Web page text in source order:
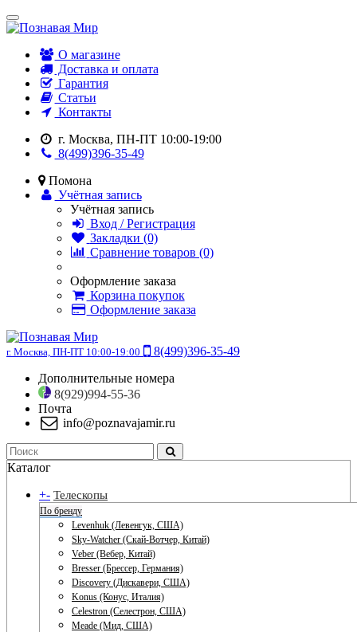
О магазине
Доставка и оплата
Гарантия
Статьи
Контакты
г. Москва, ПН-ПТ 10:00-19:00
8(499)396-35-49
Помона
Учётная запись
Учётная запись
Вход / Регистрация
Закладки (0)
Сравнение товаров (0)
Оформление заказа
Корзина покупок
Оформление заказа
г. Москва, ПН-ПТ 10:00-19:00
8(499)396-35-49
Дополнительные номера
8(929)994-55-36
Почта
info@poznavajamir.ru
Каталог
+- Телескопы
По бренду
Levenhuk (Левенгук, США)
Sky-Watcher (Скай-Вотчер, Китай)
Veber (Вебер, Китай)
Bresser (Брессер, Германия)
Discovery (Дискавери, США)
Konus (Конус, Италия)
Celestron (Селестрон, США)
Meade (Мид, США)